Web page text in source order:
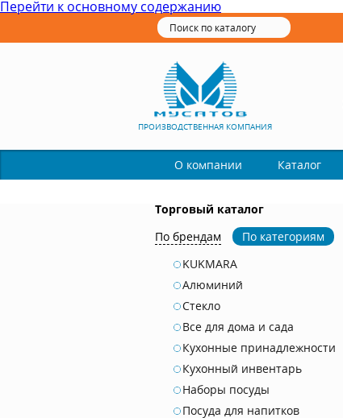
Перейти к основному содержанию
ПРОИЗВОДСТВЕННАЯ КОМПАНИЯ
О компании Каталог
Торговый каталог
По брендам
По категориям
KUKMARA
Алюминий
Стекло
Все для дома и сада
Кухонные принадлежности
Кухонный инвентарь
Наборы посуды
Посуда для напитков